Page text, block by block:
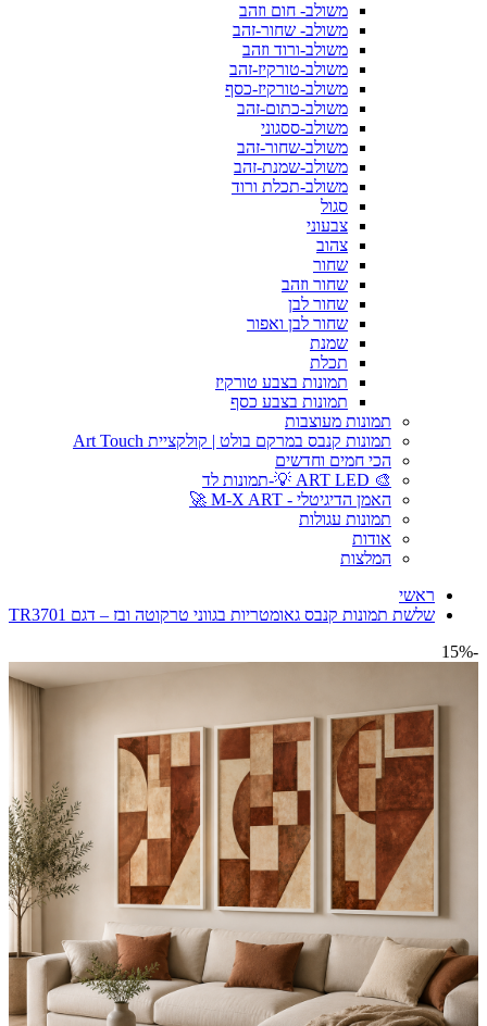
משולב- חום וזהב
משולב- שחור-זהב
משולב-ורוד וזהב
משולב-טורקיז-זהב
משולב-טורקיז-כסף
משולב-כתום-זהב
משולב-ססגוני
משולב-שחור-זהב
משולב-שמנת-זהב
משולב-תכלת ורוד
סגול
צבעוני
צהוב
שחור
שחור וזהב
שחור לבן
שחור לבן ואפור
שמנת
תכלת
תמונות בצבע טורקיז
תמונות בצבע כסף
תמונות מעוצבות
תמונות קנבס במרקם בולט | קולקציית Art Touch
הכי חמים וחדשים
🎨 ART LED 💡-תמונות לד
האמן הדיגיטלי - M-X ART 🚀
תמונות עגולות
אודות
המלצות
ראשי
שלשת תמונות קנבס גאומטריות בגווני טרקוטה ובז – דגם TR3701
-15%